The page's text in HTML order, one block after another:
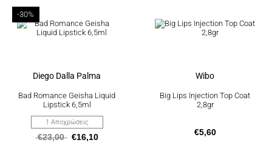
-30%
Diego Dalla Palma
Bad Romance Geisha Liquid
Lipstick 6,5ml
1 Αποχρώσεις
€23,00 €16,10
προϊόν
έχει
επιλογές
να
επιλεγούν
στη
σελίδα
του
προϊόντος
Wibo
Big Lips Injection Top Coat
2,8gr
€5,60